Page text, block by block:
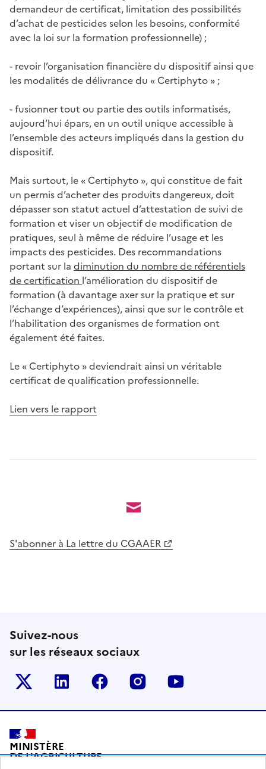
demandeur de certificat, limitation des possibilités
d’achat de pesticides selon les besoins, conformité
avec la loi sur la formation professionnelle) ;
- revoir l’organisation financière du dispositif ainsi que
les modalités de délivrance du « Certiphyto » ;
- fusionner tout ou partie des outils informatisés,
aujourd’hui épars, en un outil unique accessible à
l’ensemble des acteurs impliqués dans la gestion du
dispositif.
Mais surtout, le « Certiphyto », qui constitue de fait
un permis d’acheter des produits dangereux, doit
dépasser son statut actuel d’attestation de suivi de
formation et viser un objectif de modification de
pratiques, seul à même de réduire l’usage et les
impacts des pesticides. Des recommandations
portant sur la diminution du nombre de référentiels
de certification l’amélioration du dispositif de
formation (à davantage axer sur la pratique et sur
l’échange d’expériences), ainsi que sur le contrôle et
l’habilitation des organismes de formation ont
également été faites.
Le « Certiphyto » deviendrait ainsi un véritable
certificat de qualification professionnelle.
Lien vers le rapport
S'abonner à La lettre du CGAAER
Suivez-nous
sur les réseaux sociaux
Le ministère sur Twitter
Le ministère sur LinkedIn
Le ministère sur Facebook
Le ministère sur
Pied de page
MINISTÈRE
DE L'AGRICULTURE